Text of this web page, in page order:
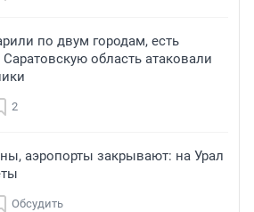
по двум городам, есть
область атаковали
2
аэропорты закрывают: на Урал
Обсудить